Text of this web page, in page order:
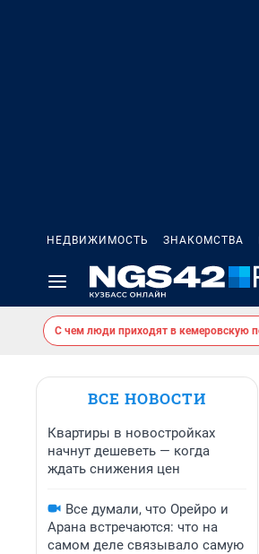
НЕДВИЖИМОСТЬ ЗНАКОМСТВА
С чем люди приходят в кемеровскую
ВСЕ НОВОСТИ
Квартиры в новостройках
начнут дешеветь — когда
ждать снижения цен
Все думали, что Орейро и
Арана встречаются: что на
самом деле связывало самую